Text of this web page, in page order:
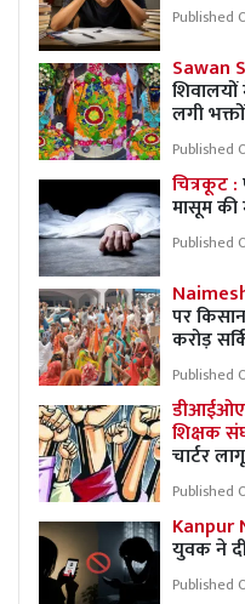
Published
Sawan
लगी
Published
चित्रकूट :
मासूम की
Published
पर
करोड़
Published
शिक्षक
चार्टर
Published
Kanpur
युवक ने
Published